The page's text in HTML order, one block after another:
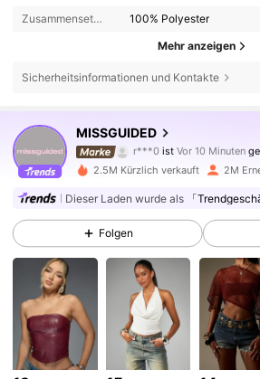
Zusammensetzung: 100% Polyester
Mehr anzeigen
Sicherheitsinformationen und Kontakte
MISSGUIDED
s***g ist am Durchsuchen
4,83
3M Follower
3M Follower
4,83 3M Follower
4,83 3M Follower
2.5M Kürzlich verkauft 2M
Dieser Laden wurde als 「
Folgen